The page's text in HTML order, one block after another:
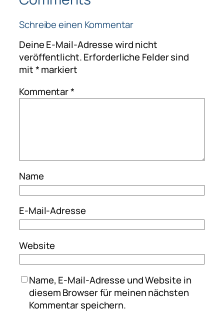
Schreibe einen Kommentar
Deine E-Mail-Adresse wird nicht
veröffentlicht.Erforderliche Felder sind
mit*markiert
Kommentar*
Name
E-Mail-Adresse
Website
Name, E-Mail-Adresse und Website in
diesem Browser für meinen nächsten
Kommentar speichern.